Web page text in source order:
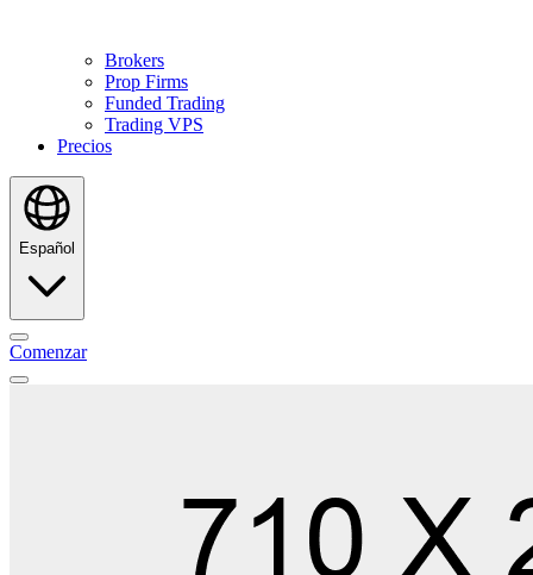
Brokers
Prop Firms
Funded Trading
Trading VPS
Precios
Español
Comenzar